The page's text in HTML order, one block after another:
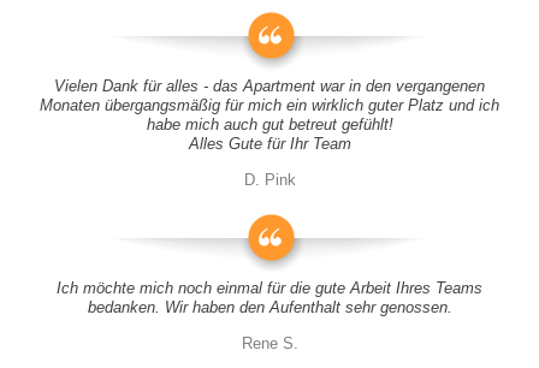
Vielen Dank für alles - das Apartment war in den vergangenen
Monaten übergangsmäßig für mich ein wirklich guter Platz und ich
habe mich auch gut betreut gefühlt!
Alles Gute für Ihr Team
D. Pink
Ich möchte mich noch einmal für die gute Arbeit Ihres Teams
bedanken. Wir haben den Aufenthalt sehr genossen.
Rene S.